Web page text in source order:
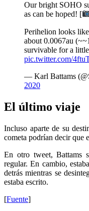
Our bright SOHO
as can be hoped! [
Perihelion looks
about 0.0067au
survivable for a
pic.twitter.com/
— Karl Battams
2020
El último viaje
Incluso aparte de su
cometa podrían decir que
En otro tweet, Battams
regular. En cambio,
detrás mientras se
estaba escrito.
[Fuente]